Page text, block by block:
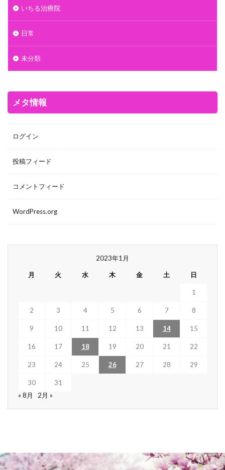
いちる治療院
日常
未分類
メタ情報
ログイン
投稿フィード
コメントフィード
WordPress.org
2023年1月
月 火 水 木 金 土 日
1
2 3 4 5 6 7 8
9 10 11 12 13 14 15
16 17 18 19 20 21 22
23 24 25 26 27 28 29
30
31
« 8月
2月 »